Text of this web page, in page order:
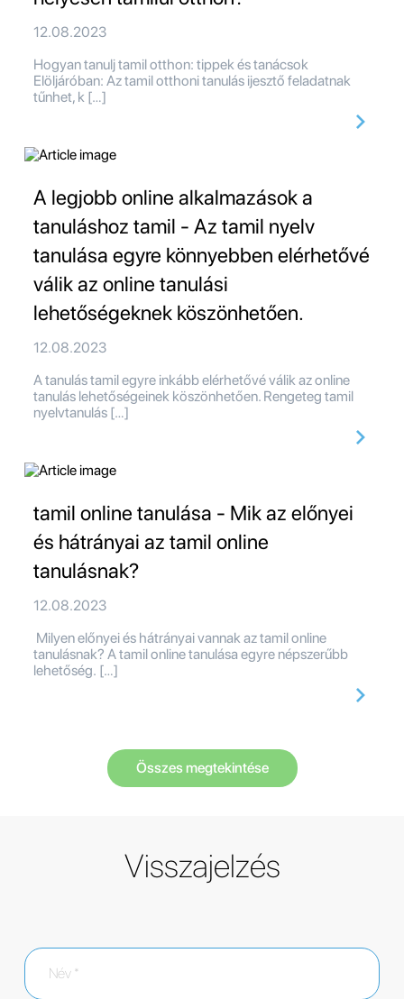
12.08.2023
Hogyan tanulj tamil otthon: tippek és tanácsok
Elöljáróban: Az tamil otthoni tanulás ijesztő feladatnak
tűnhet, k […]
A legjobb online alkalmazások a
tanuláshoz tamil - Az tamil nyelv
tanulása egyre könnyebben elérhetővé
válik az online tanulási
lehetőségeknek köszönhetően.
12.08.2023
A tanulás tamil egyre inkább elérhetővé válik az online
tanulás lehetőségeinek köszönhetően. Rengeteg tamil
nyelvtanulás […]
tamil online tanulása - Mik az előnyei
és hátrányai az tamil online
tanulásnak?
12.08.2023
Milyen előnyei és hátrányai vannak az tamil online
tanulásnak? A tamil online tanulása egyre népszerűbb
lehetőség. […]
Összes megtekintése
Visszajelzés